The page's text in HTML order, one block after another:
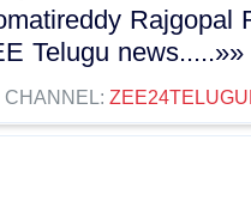
Rajgopal
Telugu news.....»»
CHANNEL: